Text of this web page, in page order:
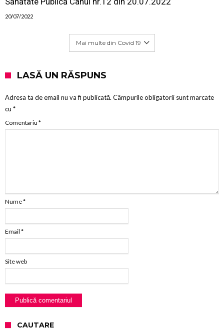
20/07/2022
Mai multe din Covid 19
LASĂ UN RĂSPUNS
Adresa ta de email nu va fi publicată. Câmpurile obligatorii sunt marcate
cu *
Comentariu *
Nume*
Email *
Site web
CAUTARE